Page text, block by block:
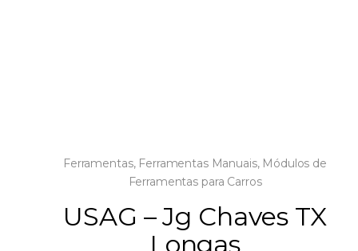
Ferramentas, Ferramentas Manuais, Módulos de
Ferramentas para Carros
USAG – Jg Chaves TX
Longas